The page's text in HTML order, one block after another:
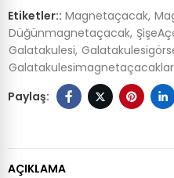
Etiketler:: Magnetaçacak
Düğünmagnetaçacak
Galatakulesi
Galatakulesimagnetaçacaklar
AÇIKLAMA